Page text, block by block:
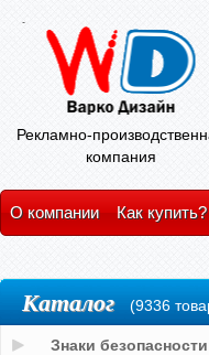
Рекламно-
компания
О компании Как купить?
Каталог (9336
Знаки безопасности